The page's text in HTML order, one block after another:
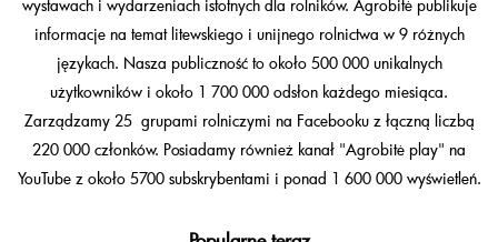
wystawach i wydarzeniach istotnych dla rolników. Agrobitė publikuje
informacje na temat litewskiego i unijnego rolnictwa w 9 różnych
językach. Nasza publiczność to około 500 000 unikalnych
użytkowników i około 1 700 000 odsłon każdego miesiąca.
Zarządzamy 25 grupami rolniczymi na Facebooku z łączną liczbą
220 000 członków. Posiadamy również kanał "Agrobitė play" na
YouTube z około 5700 subskrybentami i ponad 1 600 000 wyświetleń.